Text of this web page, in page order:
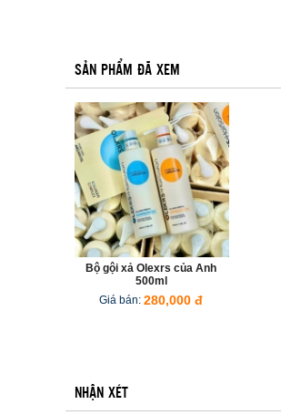
SẢN PHẨM ĐÃ XEM
Bộ gội xả Olexrs của Anh
500ml
Giá bán: 280,000 đ
NHẬN XÉT